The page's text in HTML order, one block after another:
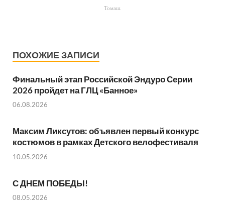
Томаш.
ПОХОЖИЕ ЗАПИСИ
Финальный этап Российской Эндуро Серии
2026 пройдет на ГЛЦ «Банное»
06.08.2026
Максим Ликсутов: объявлен первый конкурс
костюмов в рамках Детского велофестиваля
10.05.2026
С ДНЕМ ПОБЕДЫ!
08.05.2026